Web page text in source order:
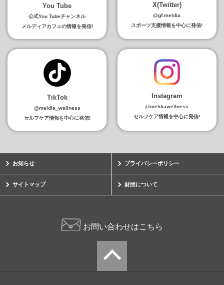
You Tube
公式You Tubeチャンネル
メルディアカフェの情報を発信!
X(Twitter)
@gf.meldia
スポーツ支援情報を中心に発信!
TikTok
@meldia_wellness
セルフケア情報を中心に発信!
Instagram
@meldiawellness
セルフケア情報を中心に発信!
お知らせ プライバシーポリシー
サイトマップ 財団について
お問い合わせはこちら